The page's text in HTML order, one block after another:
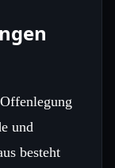
und
besteht